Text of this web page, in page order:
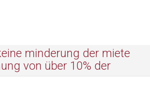
minderung der miete
von über 10% der